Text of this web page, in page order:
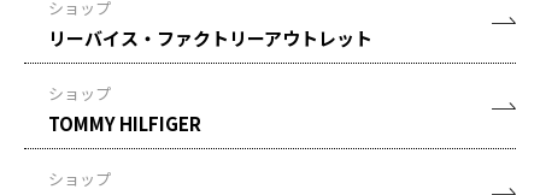
ショップ
リーバイス・ファクトリーアウトレット
ショップ
TOMMY HILFIGER
ショップ